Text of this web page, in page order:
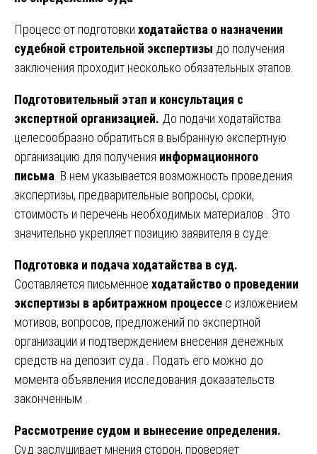
Процесс от подготовки ходатайства о назначении
судебной строительной экспертизы до получения
заключения проходит несколько обязательных этапов.
Подготовительный этап и консультация с
экспертной организацией. До подачи ходатайства
целесообразно обратиться в выбранную экспертную
организацию для получения информационного
письма . В нем указывается возможность проведения
экспертизы, предварительные вопросы, сроки,
стоимость и перечень необходимых материалов . Это
значительно укрепляет позицию заявителя в суде.
Подготовка и подача ходатайства в суд.
Составляется письменное ходатайство о проведении
экспертизы в арбитражном процессе с изложением
мотивов, вопросов, предложений по экспертной
организации и подтверждением внесения денежных
средств на депозит суда . Подать его можно до
момента объявления исследования доказательств
законченным .
Рассмотрение судом и вынесение определения.
Суд заслушивает мнения сторон, проверяет